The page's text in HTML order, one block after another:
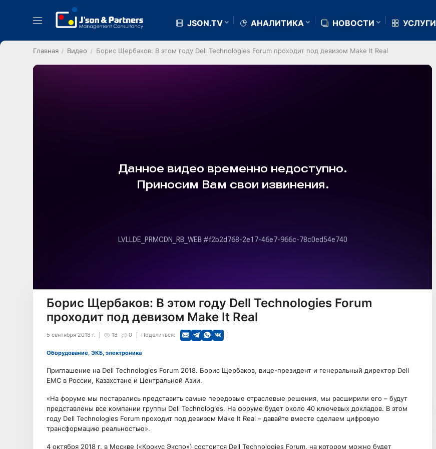
JSON.TV АНАЛИТИКА НОВОСТИ УСЛУГИ
Главная Видео Борис Щербаков: В этом году Dell Technologies Forum проходит под девизом Make It Real
Борис Щербаков: В этом году Dell Technologies Forum
проходит под девизом Make It Real
18 0
5 сентября 2018 г. Поделиться:
Оборудование, ЭКБ, электроника
Приглашение на Dell Technologies Forum 2018. Борис Щербаков, вице-президент и генеральный директор Dell
EMC в России, Казахстане и Центральной Азии.
«На форуме мы постарались представить самые передовые отраслевые решения, мы расширили его – будут
представлены все компании группы Dell Technologies. На форуме будет около 40 ключевых докладов. В этом
году Dell Technologies Forum проходит под девизом Make It Real – давайте вместе сделаем цифровую
трансформацию реальностью».
4 октября 2018 г. в Москве («Крокус Экспо») состоится Dell Technologies Forum, на котором можно будет